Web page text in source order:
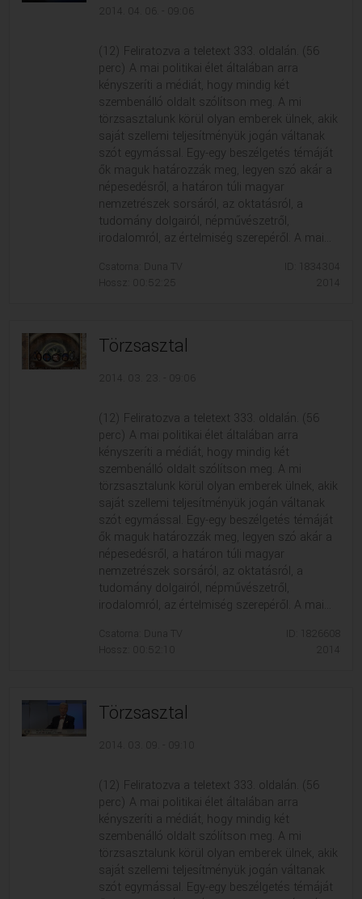
2014. 04. 06. - 09:06
(12) Feliratozva a teletext 333. oldalán. (56
perc) A mai politikai élet általában arra
kényszeríti a médiát, hogy mindig két
szembenálló oldalt szólítson meg. A mi
törzsasztalunk körül olyan emberek ülnek, akik
saját szellemi teljesítményük jogán váltanak
szót egymással. Egy-egy beszélgetés témáját
ők maguk határozzák meg, legyen szó akár a
népesedésről, a határon túli magyar
nemzetrészek sorsáról, az oktatásról, a
tudomány dolgairól, népművészetről,
irodalomról, az értelmiség szerepéről. A mai...
Csatorna: Duna TV
Hossz: 00:52:25
ID: 1834304
2014
Törzsasztal
2014. 03. 23. - 09:06
(12) Feliratozva a teletext 333. oldalán. (56
perc) A mai politikai élet általában arra
kényszeríti a médiát, hogy mindig két
szembenálló oldalt szólítson meg. A mi
törzsasztalunk körül olyan emberek ülnek, akik
saját szellemi teljesítményük jogán váltanak
szót egymással. Egy-egy beszélgetés témáját
ők maguk határozzák meg, legyen szó akár a
népesedésről, a határon túli magyar
nemzetrészek sorsáról, az oktatásról, a
tudomány dolgairól, népművészetről,
irodalomról, az értelmiség szerepéről. A mai...
Csatorna: Duna TV
Hossz: 00:52:10
2014
Törzsasztal
2014. 03. 09. - 09:10
(12) Feliratozva a teletext 333. oldalán. (56
perc) A mai politikai élet általában arra
kényszeríti a médiát, hogy mindig két
szembenálló oldalt szólítson meg. A mi
törzsasztalunk körül olyan emberek ülnek, akik
saját szellemi teljesítményük jogán váltanak
szót egymással. Egy-egy beszélgetés témáját